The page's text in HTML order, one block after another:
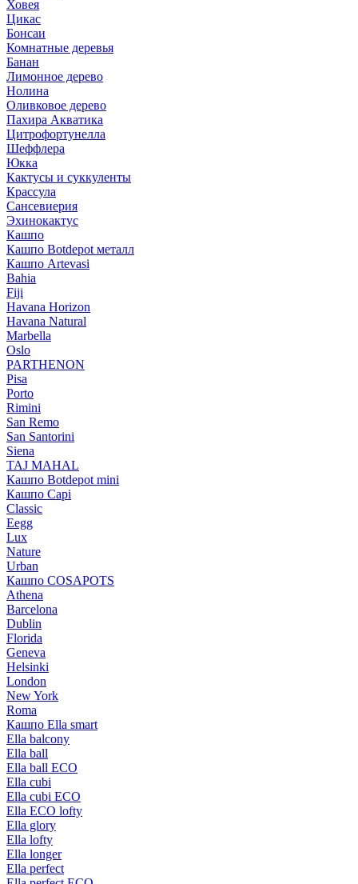
Ховея
Цикас
Бонсаи
Комнатные деревья
Банан
Лимонное дерево
Нолина
Оливковое дерево
Пахира Акватика
Цитрофортунелла
Шеффлера
Юкка
Кактусы и суккуленты
Крассула
Сансевиерия
Эхинокактус
Кашпо
Кашпо Botdepot металл
Кашпо Artevasi
Bahia
Fiji
Havana Horizon
Havana Natural
Marbella
Oslo
PARTHENON
Pisa
Porto
Rimini
San Remo
San Santorini
Siena
TAJ MAHAL
Кашпо Botdepot mini
Кашпо Capi
Classic
Eegg
Lux
Nature
Urban
Кашпо COSAPOTS
Athena
Barcelona
Dublin
Florida
Geneva
Helsinki
London
New York
Roma
Кашпо Ella smart
Ella balcony
Ella ball
Ella ball ECO
Ella cubi
Ella cubi ECO
Ella ECO lofty
Ella glory
Ella lofty
Ella longer
Ella perfect